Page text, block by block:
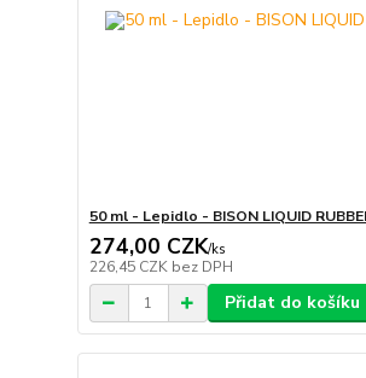
50 ml - Lepidlo - BISON LIQUID
274,00 CZK/ks
226,45 CZK bez DPH
Přidat do košíku